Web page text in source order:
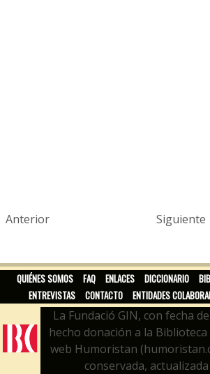
Anterior Siguiente
QUIÉNES SOMOS FAQ ENLACES DICCIONARIO
ENTREVISTAS
CONTACTO ENTIDADES
La Fundació GIN, con fecha
hecho donación a la
web Humoristan
conservada,